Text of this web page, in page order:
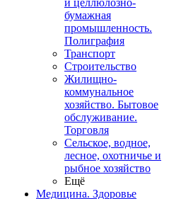
и целлюлозно-
бумажная
промышленность.
Полиграфия
Транспорт
Строительство
Жилищно-
коммунальное
хозяйство. Бытовое
обслуживание.
Торговля
Сельское, водное,
лесное, охотничье и
рыбное хозяйство
Ещё
Медицина. Здоровье